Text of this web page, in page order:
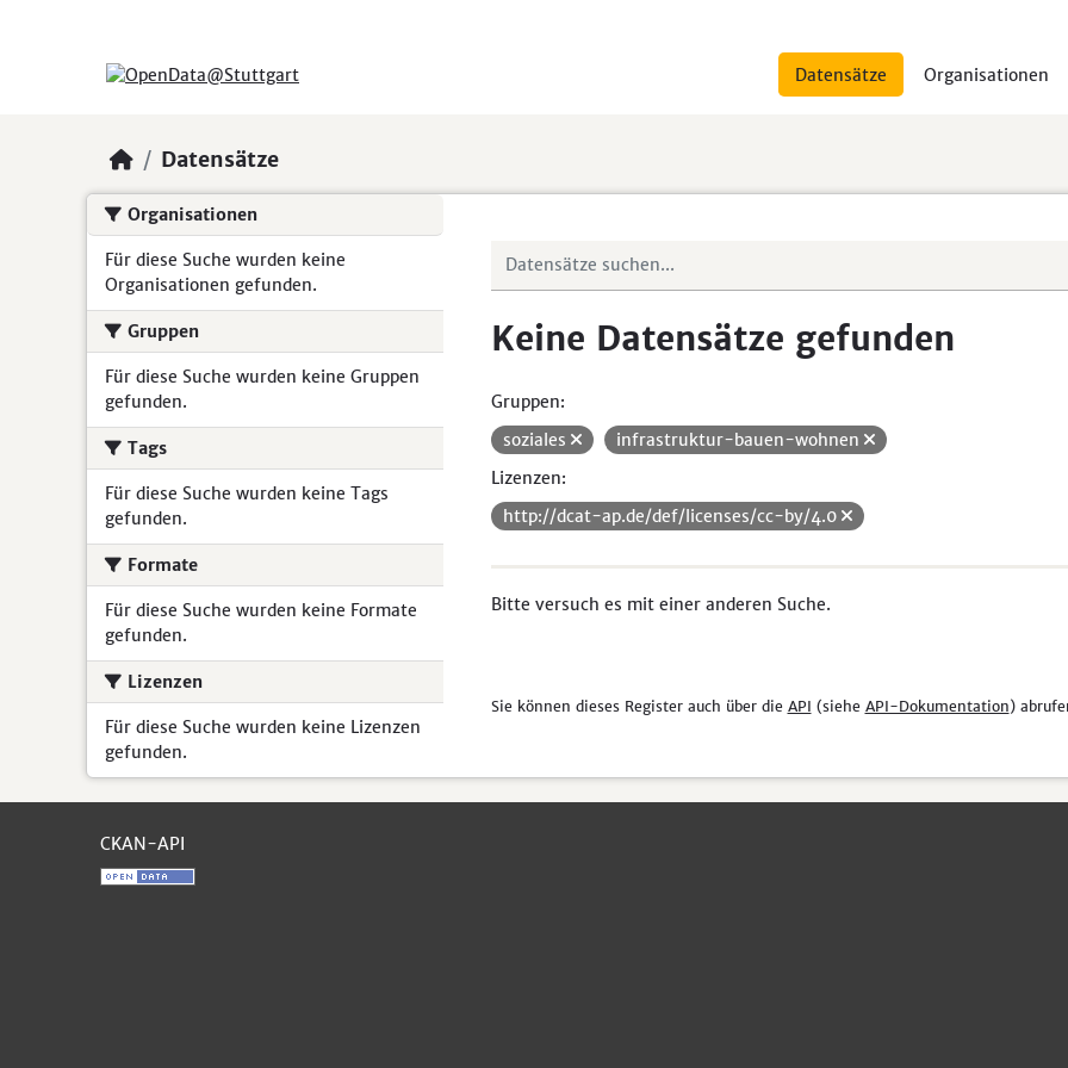
Datensätze Organisationen
Datensätze
Organisationen
Für diese Suche wurden keine
Organisationen gefunden.
Gruppen
Für diese Suche wurden keine Gruppen
gefunden.
Tags
Für diese Suche wurden keine Tags
gefunden.
Formate
Für diese Suche wurden keine Formate
gefunden.
Lizenzen
Für diese Suche wurden keine Lizenzen
gefunden.
Keine Datensätze gefunden
Gruppen:
soziales
infrastruktur-bauen-wohnen
Lizenzen:
http://dcat-ap.de/def/licenses/cc-by/4.0
Bitte versuch es mit einer anderen Suche.
Sie können dieses Register auch über die API (siehe API-Dokumentation)
CKAN-API